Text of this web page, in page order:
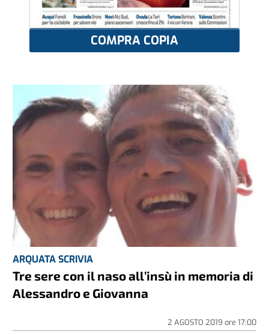
COMPRA COPIA
ARQUATA SCRIVIA
Tre sere con il naso all’insù in memoria di
Alessandro e Giovanna
2 AGOSTO 2019 ore 17:00